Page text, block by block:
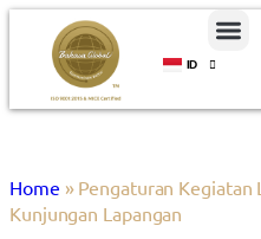
ID
EN
Home » Pengaturan Kegiatan
Kunjungan Lapangan